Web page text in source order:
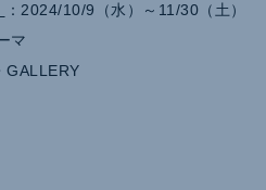
：2024/10/9（水）～11/30（土）
マ
GALLERY